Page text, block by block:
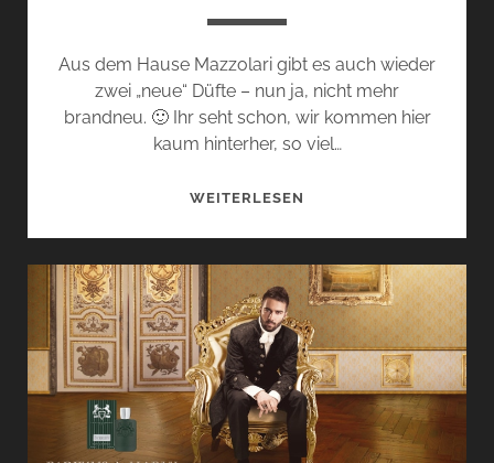
Aus dem Hause Mazzolari gibt es auch wieder
zwei „neue“ Düfte – nun ja, nicht mehr
brandneu. 🙂 Ihr seht schon, wir kommen hier
kaum hinterher, so viel…
WEITERLESEN
EIN
DUFTENDER
ORIENT
VON
MAZZOLARI